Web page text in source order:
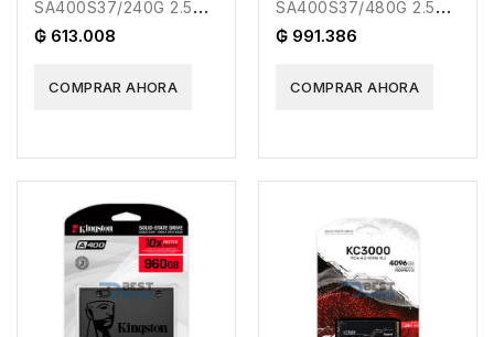
SA400S37/240G 2.5
SATA3
₲ 613.008
COMPRAR AHORA
SA400S37/480G 2.5
SATA3
₲ 991.386
COMPRAR AHORA